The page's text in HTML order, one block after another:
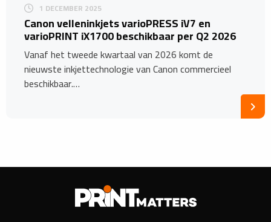
1 DECEMBER 2025
​Canon velleninkjets varioPRESS iV7 en
varioPRINT iX1700 beschikbaar per Q2 2026
Vanaf het tweede kwartaal van 2026 komt de
nieuwste inkjettechnologie van Canon commercieel
beschikbaar.…